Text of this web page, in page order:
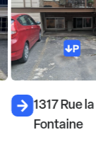
1317 Rue la
Fontaine